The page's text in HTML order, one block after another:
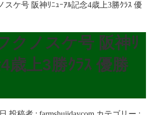
スケ号 阪神ﾘﾆｭｰｱﾙ記念4歳上3勝ｸﾗｽ 優
クノスケ号 阪神ﾘ
歳上3勝ｸﾗｽ 優勝